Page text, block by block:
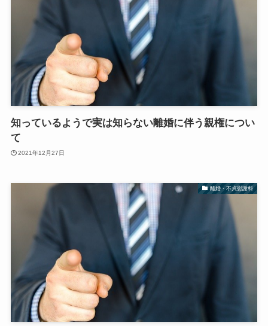
知っているようで実は知らない離婚に伴う親権につい
て
2021年12月27日
離婚・不貞慰謝料